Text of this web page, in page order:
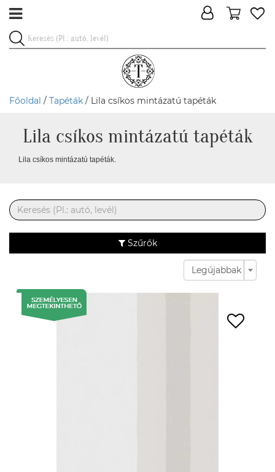
Főoldal / Tapéták / Lila csíkos mintázatú tapéták
Lila csíkos mintázatú tapéták
Lila csíkos mintázatú tapéták.
Szűrők
Legújabbak